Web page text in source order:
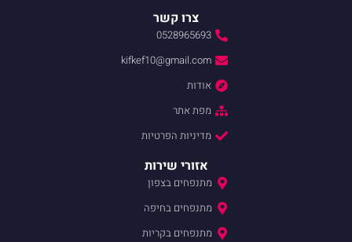
צרו קשר
0528965693
kifkef10@gmail.com
אודות
מפת אתר
מדיניות הפרטיות
אזורי שירות
מתנפחים בצפון
מתנפחים בחיפה
מתנפחים בקריות